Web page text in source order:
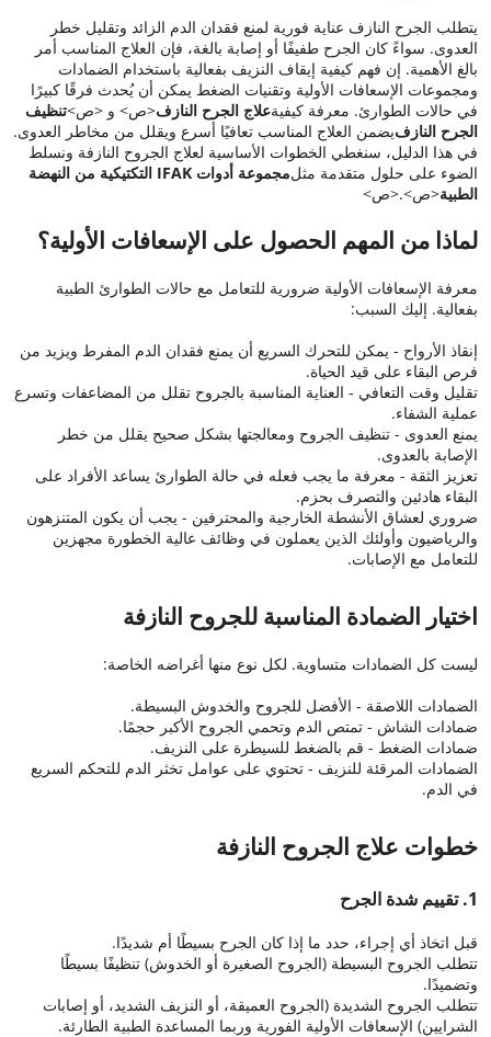
يتطلب الجرح النازف عناية فورية لمنع فقدان الدم الزائد وتقليل خطر
العدوى. سواءً كان الجرح طفيفًا أو إصابة بالغة، فإن العلاج المناسب أمر
بالغ الأهمية. إن فهم كيفية إيقاف النزيف بفعالية باستخدام الضمادات
ومجموعات الإسعافات الأولية وتقنيات الضغط يمكن أن يُحدث فرقًا كبيرًا
في حالات الطوارئ. معرفة كيفيةعلاج الجرح النازف<ص> و <ص>تنظيف
الجرح النازفيضمن العلاج المناسب تعافيًا أسرع ويقلل من مخاطر العدوى.
في هذا الدليل، سنغطي الخطوات الأساسية لعلاج الجروح النازفة ونسلط
الضوء على حلول متقدمة مثلمجموعة أدوات IFAK التكتيكية من
النهضة
الطبية<ص>.<ص>
لماذا من المهم الحصول على الإسعافات الأولية؟
معرفة الإسعافات الأولية ضرورية للتعامل مع حالات الطوارئ الطبية
بفعالية. إليك السبب:
إنقاذ الأرواح - يمكن للتحرك السريع أن يمنع فقدان الدم المفرط ويزيد من
فرص البقاء على قيد الحياة.
تقليل وقت التعافي - العناية المناسبة بالجروح تقلل من المضاعفات وتسرع
عملية الشفاء.
يمنع العدوى - تنظيف الجروح ومعالجتها بشكل صحيح يقلل من خطر
الإصابة بالعدوى.
تعزيز الثقة - معرفة ما يجب فعله في حالة الطوارئ يساعد الأفراد على
البقاء هادئين والتصرف بحزم.
ضروري لعشاق الأنشطة الخارجية والمحترفين - يجب أن يكون المتنزهون
والرياضيون وأولئك الذين يعملون في وظائف عالية الخطورة مجهزين
للتعامل مع الإصابات.
اختيار الضمادة المناسبة للجروح النازفة
ليست كل الضمادات متساوية. لكل نوع منها أغراضه الخاصة:
الضمادات اللاصقة - الأفضل للجروح والخدوش البسيطة.
ضمادات الشاش - تمتص الدم وتحمي الجروح الأكبر حجمًا.
ضمادات الضغط - قم بالضغط للسيطرة على النزيف.
الضمادات المرقئة للنزيف - تحتوي على عوامل تخثر الدم للتحكم السريع
في الدم.
خطوات علاج الجروح النازفة
1. تقييم شدة الجرح
قبل اتخاذ أي إجراء، حدد ما إذا كان الجرح بسيطًا أم شديدًا.
تتطلب الجروح البسيطة (الجروح الصغيرة أو الخدوش) تنظيفًا بسيطًا
وتضميدًا.
تتطلب الجروح الشديدة (الجروح العميقة، أو النزيف الشديد، أو إصابات
الشرايين) الإسعافات الأولية الفورية وربما المساعدة الطبية الطارئة.